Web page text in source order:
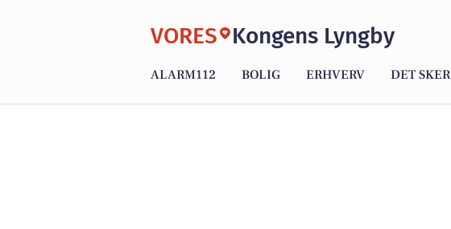
VORES Kongens Lyngby
ALARM112 BOLIG ERHVERV DET SKER